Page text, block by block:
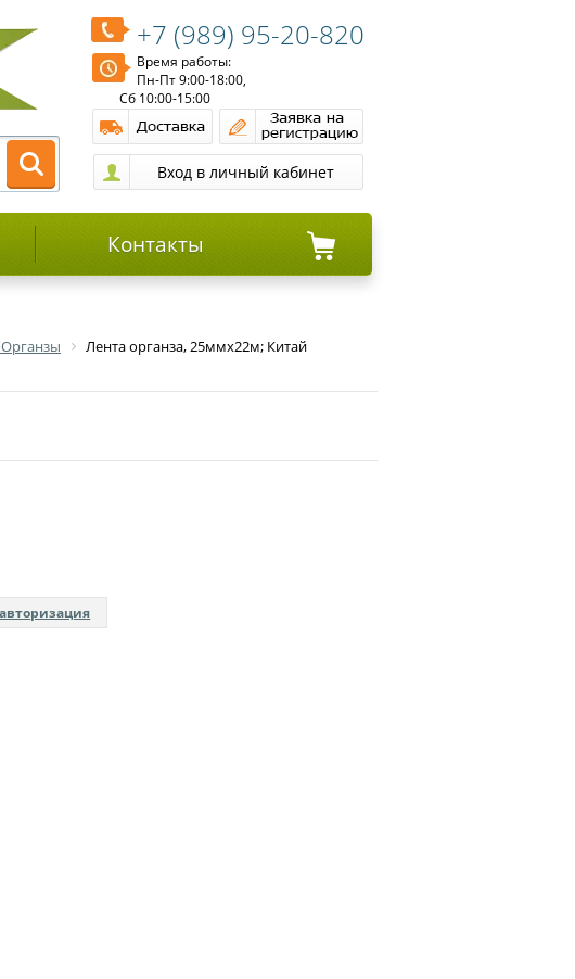
+7 (989) 95-20-820
Время работы:
Пн-Пт 9:00-18:00,
Сб 10:00-15:00
Контакты
Лента органза, 25ммх22м; Китай
авторизация